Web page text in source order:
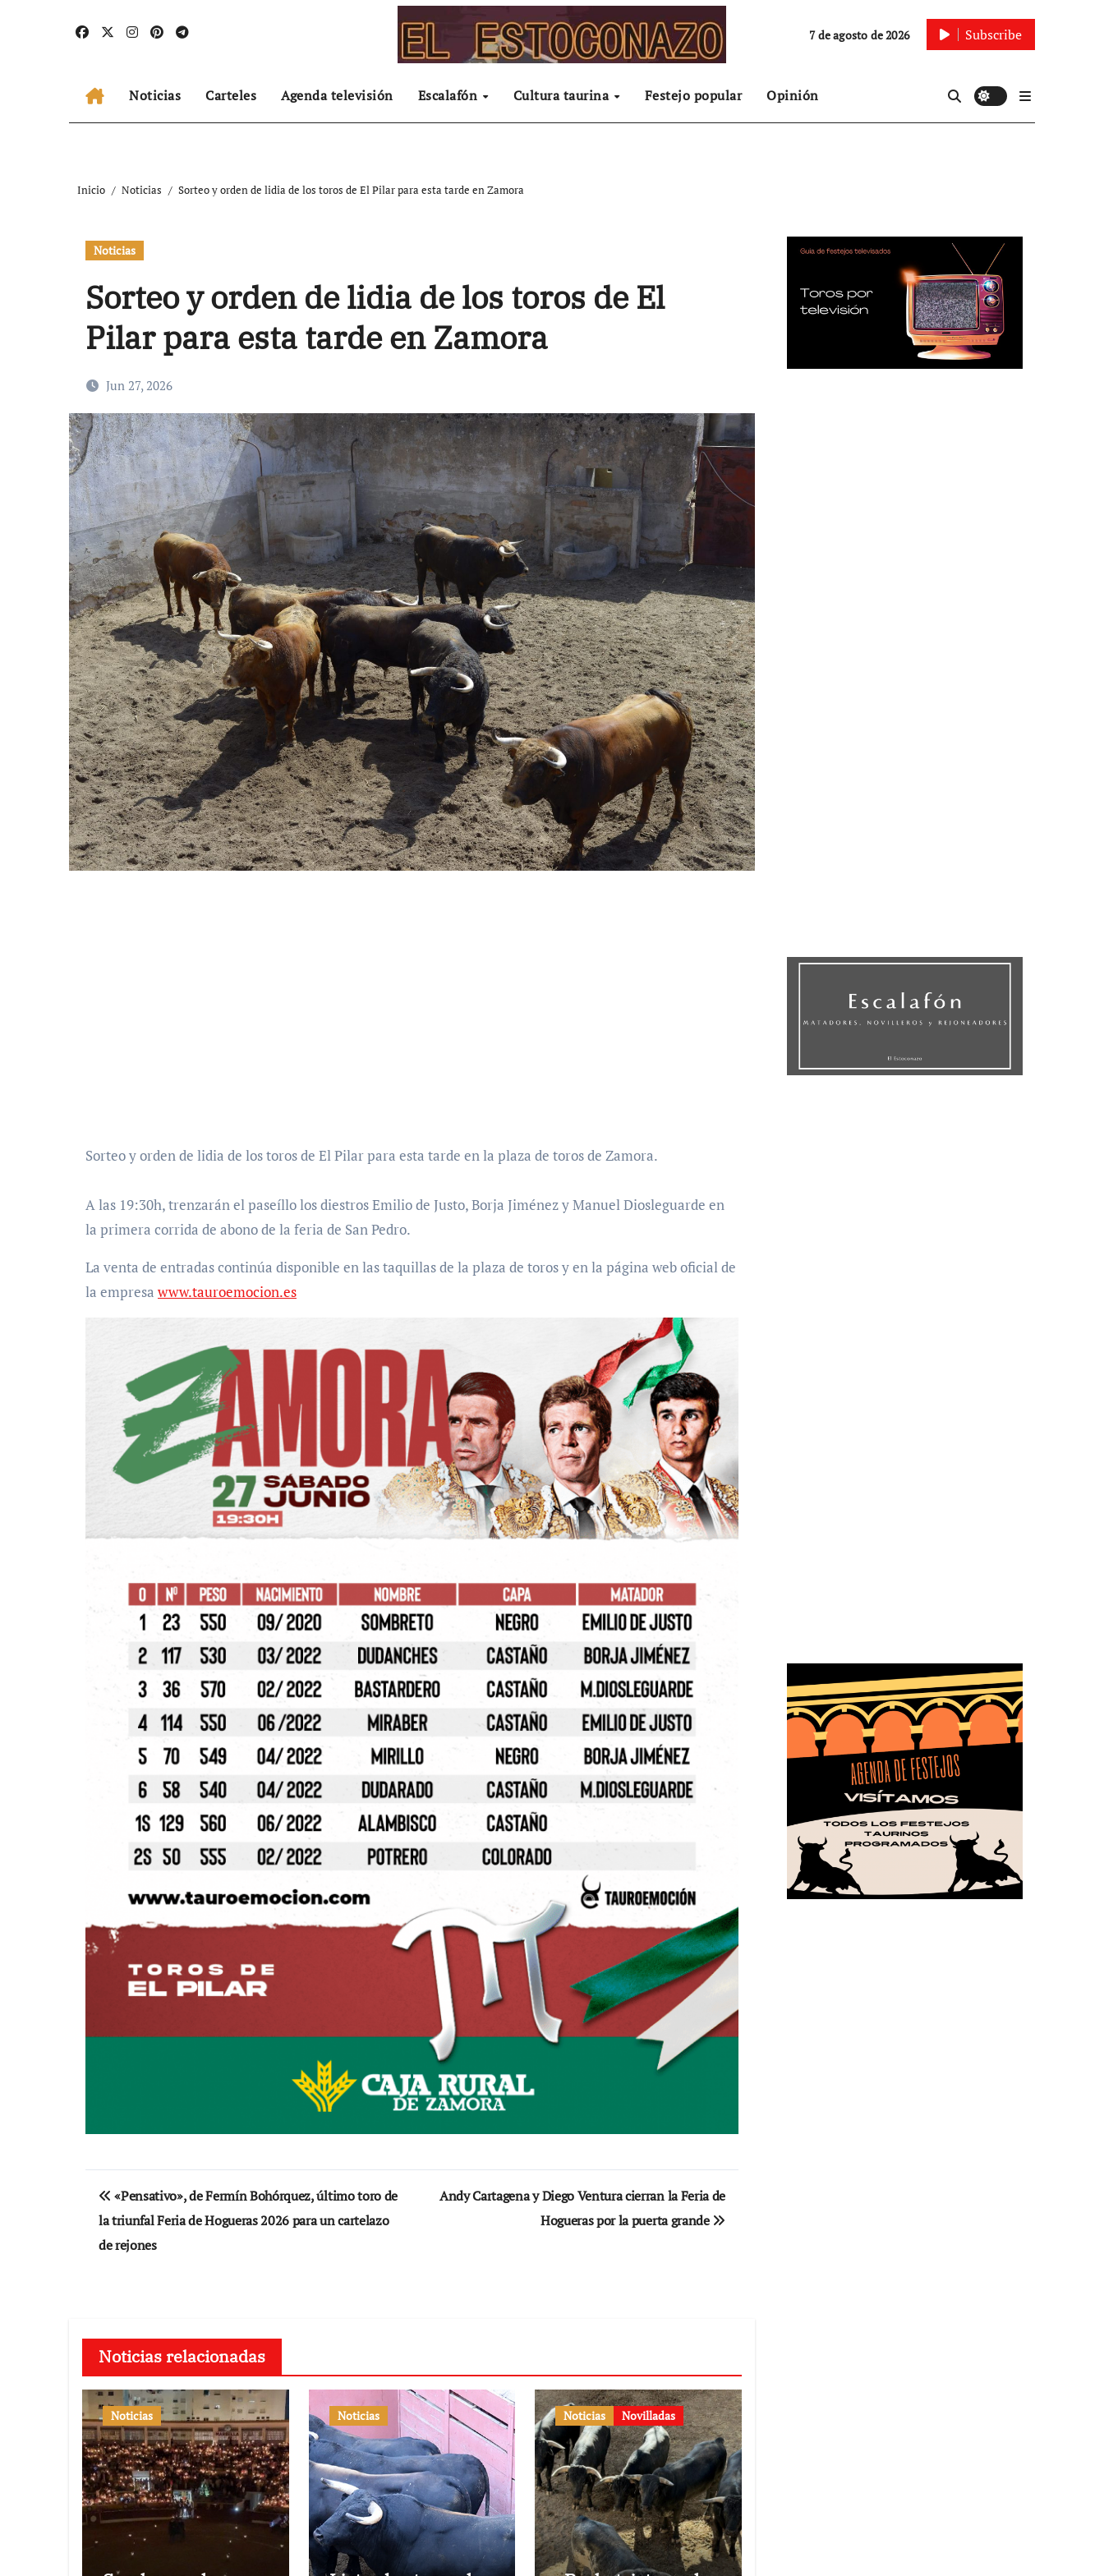
7 de agosto de 2026 Subscribe
Noticias Carteles Agenda televisión Escalafón Cultura taurina Festejo popular Opinión
Inicio Noticias Sorteo y orden de lidia de los toros de El Pilar para esta tarde en Zamora
Noticias
Sorteo y orden de lidia de los toros de El
Pilar para esta tarde en Zamora
Jun 27, 2026
Sorteo y orden de lidia de los toros de El Pilar para esta tarde en la plaza de toros de Zamora.
A las 19:30h, trenzarán el paseíllo los diestros Emilio de Justo, Borja Jiménez y Manuel Diosleguarde en
la primera corrida de abono de la feria de San Pedro.
La venta de entradas continúa disponible en las taquillas de la plaza de toros y en la página web oficial de
la empresa www.tauroemocion.es
Navegación
de
entradas
«Pensativo», de Fermín Bohórquez, último toro de
la triunfal Feria de Hogueras 2026 para un cartelazo
de rejones
Andy Cartagena y Diego Ventura cierran la Feria de
Hogueras por la puerta grande
Noticias relacionadas
Noticias Noticias Noticias Novilladas